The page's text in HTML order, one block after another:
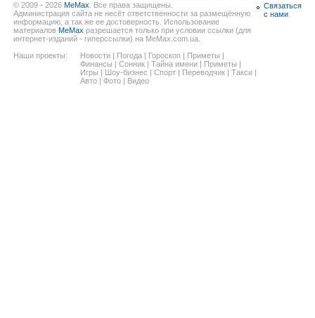
© 2009 - 2026 MeMax. Все права защищены.
Администрация сайта не несёт ответственности за размещённую
информацию, а так же ее достоверность. Использование
материалов MeMax разрешается только при условии ссылки (для
интернет-изданий - гиперссылки) на MeMax.com.ua.
Наши проекты:
Новости Погода Гороскоп Приметы
Финансы
Сонник Тайна имени Приметы
Игры
Шоу-бизнес Спорт Переводчик Такси
Авто
Фото Видео
Связаться
с нами